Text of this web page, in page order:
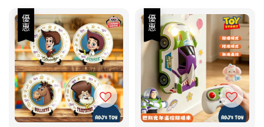
優惠 優惠